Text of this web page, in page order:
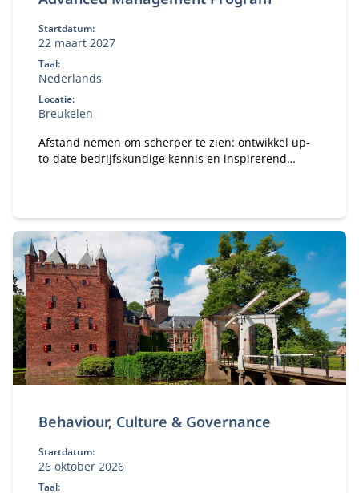
Startdatum:
22 maart 2027
Taal:
Nederlands
Locatie:
Breukelen
Afstand nemen om scherper te zien: ontwikkel up-
to-date bedrijfskundige kennis en inspirerend
Behaviour, Culture & Governance
Startdatum:
26 oktober 2026
Taal: